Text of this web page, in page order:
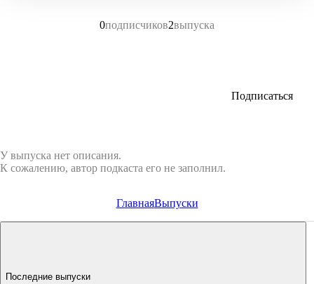
0подписчиков2выпуска
Подписаться
У выпуска нет описания.
К сожалению, автор подкаста его не заполнил.
ГлавнаяВыпуски
Последние выпуски